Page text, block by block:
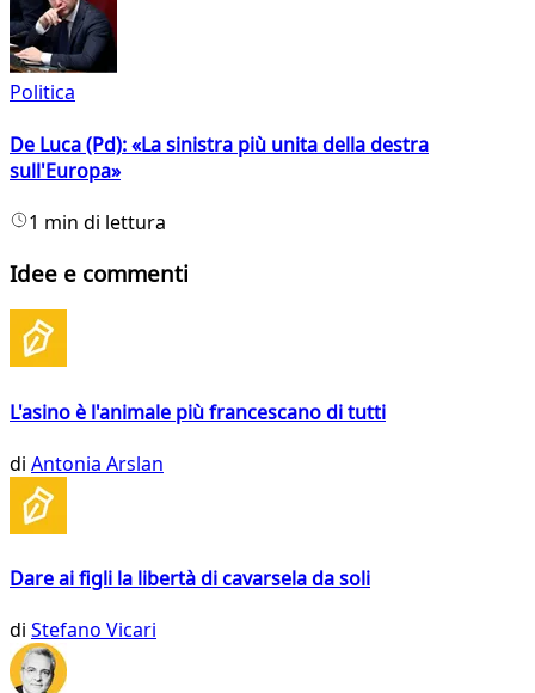
Politica
De Luca (Pd): «La sinistra più unita della destra
sull'Europa»
1 min di lettura
Idee e commenti
L'asino è l'animale più francescano di tutti
di Antonia Arslan
Dare ai figli la libertà di cavarsela da soli
di Stefano Vicari